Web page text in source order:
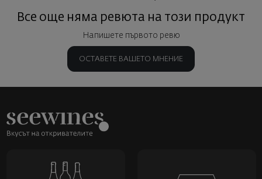
Все още няма ревюта на този продукт
Напишете първото ревю
ОСТАВЕТЕ ВАШЕТО МНЕНИЕ